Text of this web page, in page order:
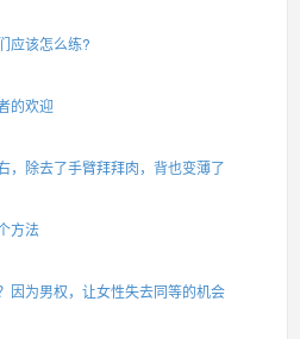
应该怎么练?
的欢迎
，除去了手臂拜拜肉，背也变薄了
方法
因为男权，让女性失去同等的机会